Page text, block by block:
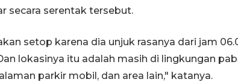
secara serentak tersebut.
setop karena dia unjuk rasanya dari jam
lokasinya itu adalah masih di lingkungan
parkir mobil, dan area lain," katanya.